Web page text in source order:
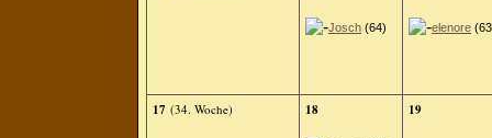
Josch (64) elenore
17 (34. Woche) 18 19